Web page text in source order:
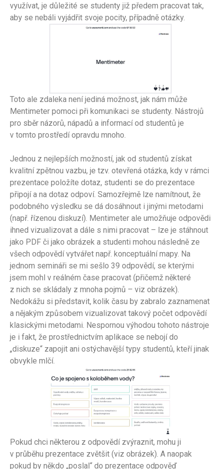
využívat, je důležité se studenty již předem pracovat tak,
aby se nebáli vyjádřit svoje pocity, případně otázky.
Toto ale zdaleka není jediná možnost, jak nám může
Mentimeter pomoci při komunikaci se studenty. Nástrojů
pro sběr názorů, nápadů a informací od studentů je
v tomto prostředí opravdu mnoho.
Jednou z nejlepších možností, jak od studentů získat
kvalitní zpětnou vazbu, je tzv. otevřená otázka, kdy v rámci
prezentace položíte dotaz, studenti se do prezentace
připojí a na dotaz odpoví. Samozřejmě lze namítnout, že
podobného výsledku se dá dosáhnout i jinými metodami
(např. řízenou diskuzí). Mentimeter ale umožňuje odpovědi
ihned vizualizovat a dále s nimi pracovat – lze je stáhnout
jako PDF či jako obrázek a studenti mohou následně ze
všech odpovědí vytvářet např. konceptuální mapy. Na
jednom semináři se mi sešlo 39 odpovědí, se kterými
jsem mohl v reálném čase pracovat (přičemž některé
z nich se skládaly z mnoha pojmů – viz obrázek).
Nedokážu si představit, kolik času by zabralo zaznamenat
a nějakým způsobem vizualizovat takový počet odpovědí
klasickými metodami. Nespornou výhodou tohoto nástroje
je i fakt, že prostřednictvím aplikace se nebojí do
„diskuze“ zapojit ani ostýchavější typy studentů, kteří jinak
obvykle mlčí.
Pokud chci některou z odpovědí zvýraznit, mohu ji
v průběhu prezentace zvětšit (viz obrázek). A naopak
pokud by někdo „poslal“ do prezentace odpověď